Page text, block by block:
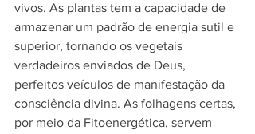
vivos. As plantas tem a capacidade de
armazenar um padrão de energia sutil e
superior, tornando os vegetais
verdadeiros enviados de Deus,
perfeitos veículos de manifestação da
consciência divina. As folhagens certas,
por meio da Fitoenergética, servem